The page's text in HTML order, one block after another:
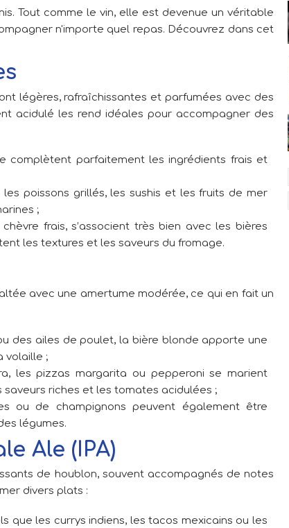
Tout comme le vin, elle est devenue un véritable
n'importe quel repas. Découvrez dans cet
légères, rafraîchissantes et parfumées avec des
acidulé les rend idéales pour accompagner des
complètent parfaitement les ingrédients frais et
poissons grillés, les sushis et les fruits de mer
;
frais, s’associent très bien avec les bières
les textures et les saveurs du fromage.
avec une amertume modérée, ce qui en fait un
des ailes de poulet, la bière blonde apporte une
volaille ;
les pizzas margarita ou pepperoni se marient
riches et les tomates acidulées ;
ou de champignons peuvent également être
légumes.
Ale (IPA)
de houblon, souvent accompagnés de notes
divers plats :
que les currys indiens, les tacos mexicains ou les